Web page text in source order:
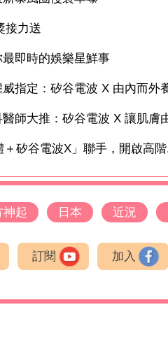
接力送
即時的娛樂星鮮事
指定：矽谷電波 X 由內而外
師大推：矽谷電波 X 讓肌膚
矽谷電波X」聯手，開啟高
神起 日本 近況
訂閱 加入